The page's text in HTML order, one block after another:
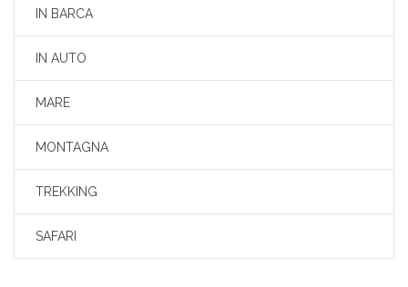
IN BARCA
IN AUTO
MARE
MONTAGNA
TREKKING
SAFARI